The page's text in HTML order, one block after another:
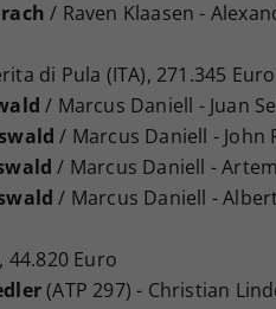
/ Raven Klaasen -
di Pula (ITA), 271.345 Euro
/ Marcus Daniell - Juan
/ Marcus Daniell - John
/ Marcus Daniell -
/ Marcus Daniell -
44.820 Euro
(ATP 297) - Christian